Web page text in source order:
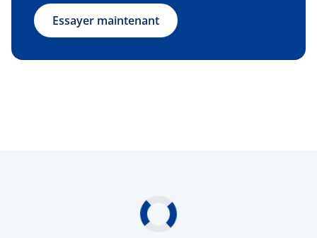
Essayer maintenant